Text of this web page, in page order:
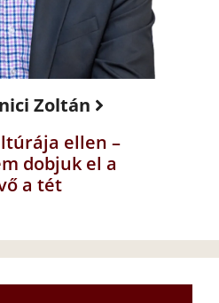
Zoltán
ellen –
dobjuk el a
a tét